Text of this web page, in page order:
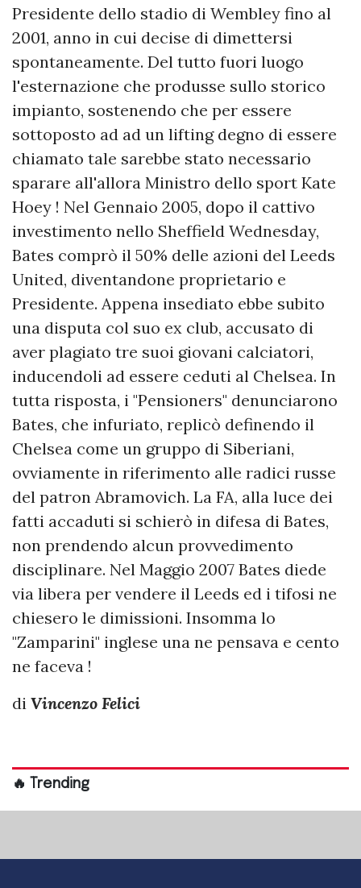
Presidente dello stadio di Wembley fino al
2001, anno in cui decise di dimettersi
spontaneamente. Del tutto fuori luogo
l'esternazione che produsse sullo storico
impianto, sostenendo che per essere
sottoposto ad ad un lifting degno di essere
chiamato tale sarebbe stato necessario
sparare all'allora Ministro dello sport Kate
Hoey ! Nel Gennaio 2005, dopo il cattivo
investimento nello Sheffield Wednesday,
Bates comprò il 50% delle azioni del Leeds
United, diventandone proprietario e
Presidente. Appena insediato ebbe subito
una disputa col suo ex club, accusato di
aver plagiato tre suoi giovani calciatori,
inducendoli ad essere ceduti al Chelsea. In
tutta risposta, i "Pensioners" denunciarono
Bates, che infuriato, replicò definendo il
Chelsea come un gruppo di Siberiani,
ovviamente in riferimento alle radici russe
del patron Abramovich. La FA, alla luce dei
fatti accaduti si schierò in difesa di Bates,
non prendendo alcun provvedimento
disciplinare. Nel Maggio 2007 Bates diede
via libera per vendere il Leeds ed i tifosi ne
chiesero le dimissioni. Insomma lo
"Zamparini" inglese una ne pensava e cento
ne faceva !
di Vincenzo Felici
🔥 Trending